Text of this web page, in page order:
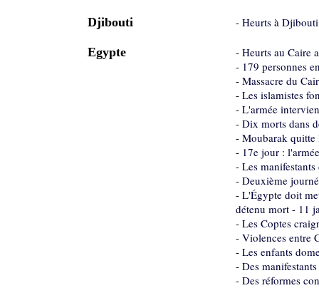
Djibouti - Heurts à
Egypte - Heurts au Caire
- 179 personnes
- Massacre du
- Les islamistes
- L'armée
- Dix morts dans
- Moubarak quitte
- 17e jour :
- Les
- Deuxième
- L'Égypte doit
détenu mort - 11
- Les Coptes
- Violences entre
- Les enfants
- Des
- Des réformes